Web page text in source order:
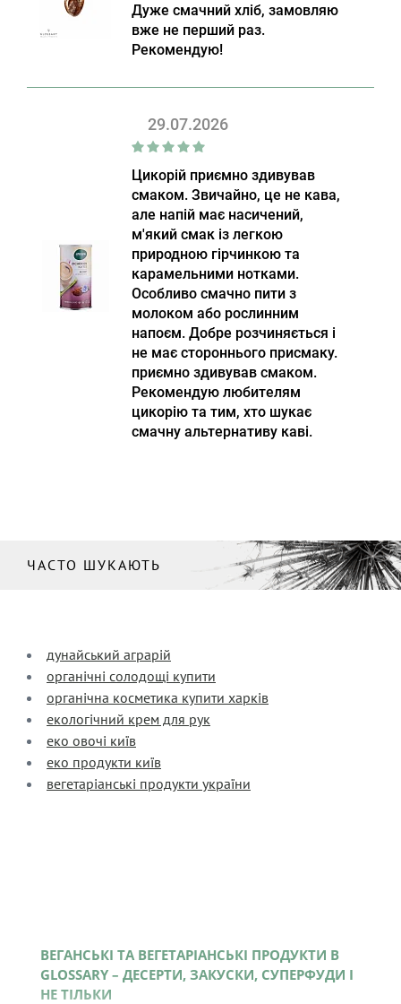
Дуже смачний хліб, замовляю
вже не перший раз.
Рекомендую!
29.07.2026
Цикорій приємно здивував
смаком. Звичайно, це не кава,
але напій має насичений,
м'який смак із легкою
природною гірчинкою та
карамельними нотками.
Особливо смачно пити з
молоком або рослинним
напоєм. Добре розчиняється і
не має стороннього присмаку.
приємно здивував смаком.
Рекомендую любителям
цикорію та тим, хто шукає
смачну альтернативу каві.
ЧАСТО ШУКАЮТЬ
дунайський аграрій
органічні солодощі купити
органічна косметика купити харків
екологічний крем для рук
еко овочі київ
еко продукти київ
вегетаріанські продукти україни
ВЕГАНСЬКІ ТА ВЕГЕТАРІАНСЬКІ ПРОДУКТИ В
GLOSSARY – ДЕСЕРТИ, ЗАКУСКИ, СУПЕРФУДИ І
НЕ ТІЛЬКИ